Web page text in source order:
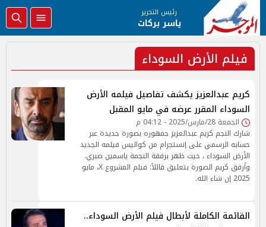
رئيس التحرير
ياسر بركات
فيلم الأرض السوداء
كريم عبدالعزيز يكشف تفاصيل فيلمه الأرض
السوداء المقرر عرضه في مايو المقبل
الجمعة 28/مارس/2025 - 04:12 م
شارك النجم كريم عبدالعزيز جمهوره بصورة جديدة عبر
حسابه الرسمي على إنستجرام من كواليس فيلمه الجديد
الأرض السوداء ، حيث ظهر برفقة النجمة ياسمين صبري.
وأرفق كريم الصورة بتعليق قائلاً: فيلم المشروع X، مايو
2025 إن شاء الله.
القائمة الكاملة لأبطال فيلم الأرض السوداء..